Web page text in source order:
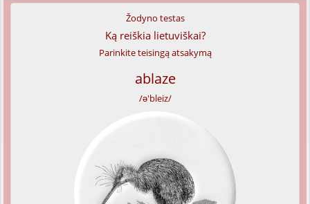
Žodyno testas
Ką reiškia lietuviškai?
Parinkite teisingą atsakymą
ablaze
/ə'bleiz/